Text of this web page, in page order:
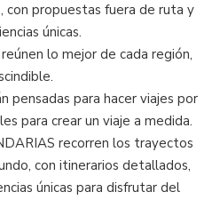
propuestas fuera de ruta y
únicas.
lo mejor de cada región,
pensadas para hacer viajes por
para crear un viaje a medida.
recorren los trayectos
con itinerarios detallados,
únicas para disfrutar del